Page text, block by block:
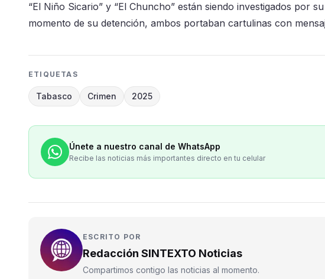
“El Niño Sicario” y “El Chuncho” están siendo investigados por
momento de su detención, ambos portaban cartulinas con
ETIQUETAS
Tabasco Crimen 2025
Únete a nuestro canal de WhatsApp
Recibe las noticias más importantes directo en tu celular
ESCRITO POR
Redacción SINTEXTO Noticias
Compartimos contigo las noticias al momento.